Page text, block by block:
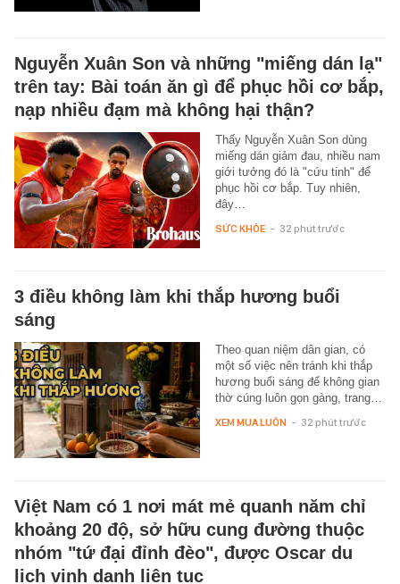
Nguyễn Xuân Son và những "miếng dán lạ"
trên tay: Bài toán ăn gì để phục hồi cơ bắp,
nạp nhiều đạm mà không hại thận?
Thấy Nguyễn Xuân Son dùng
miếng dán giảm đau, nhiều nam
giới tưởng đó là "cứu tinh" để
phục hồi cơ bắp. Tuy nhiên,
đây…
SỨC KHỎE - 32 phút trước
3 điều không làm khi thắp hương buổi
sáng
Theo quan niệm dân gian, có
một số việc nên tránh khi thắp
hương buổi sáng để không gian
thờ cúng luôn gọn gàng, trang…
XEM MUA LUÔN - 32 phút trước
Việt Nam có 1 nơi mát mẻ quanh năm chỉ
khoảng 20 độ, sở hữu cung đường thuộc
nhóm "tứ đại đỉnh đèo", được Oscar du
lịch vinh danh liên tục